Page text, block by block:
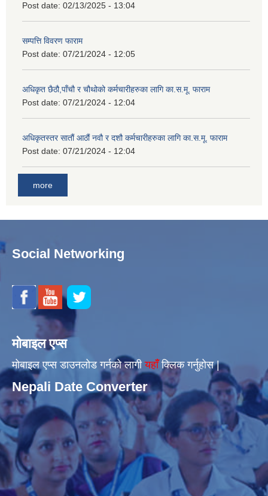
Post date: 02/13/2025 - 13:04
सम्पत्ति विवरण फाराम
Post date: 07/21/2024 - 12:05
अधिकृत छैठौ,पाँचौ र चौथोको कर्मचारीहरुका लागि का.स.मू. फाराम
Post date: 07/21/2024 - 12:04
अधिकृतस्तर सातौं आठौं नवौ र दशौ कर्मचारीहरुका लागि का.स.मू. फाराम
Post date: 07/21/2024 - 12:04
more
Social Networking
मोबाइल एप्स
मोबाइल एप्स डाउनलोड गर्नको लागीयहाँँक्लिक गर्नुहोस |
Nepali Date Converter